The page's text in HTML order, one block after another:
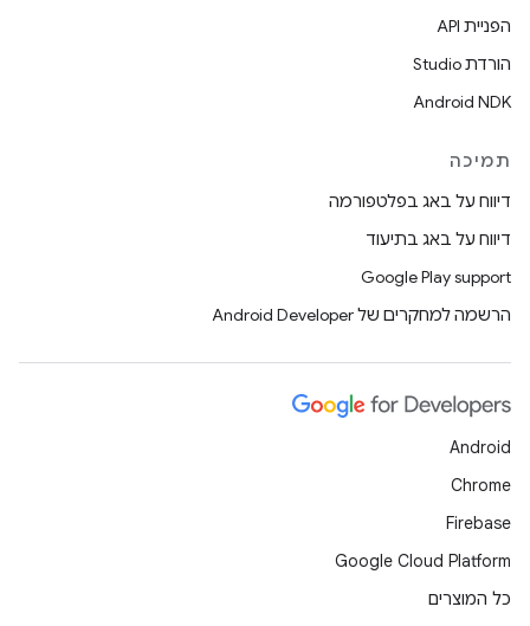
הפניית API
הורדת Studio
Android NDK
תמיכה
דיווח על באג בפלטפורמה
דיווח על באג בתיעוד
Google Play support
הרשמה למחקרים של Android Developer
Android
Chrome
Firebase
Google Cloud Platform
כל המוצרים